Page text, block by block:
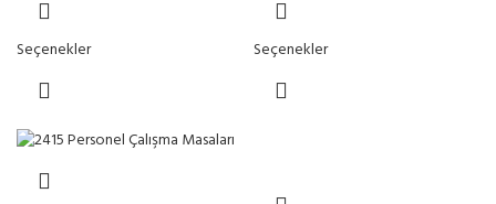
Seçenekler Seçenekler